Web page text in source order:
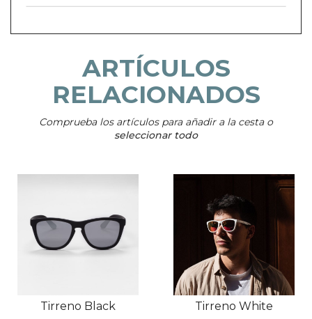
ARTÍCULOS
RELACIONADOS
Comprueba los artículos para añadir a la cesta o
seleccionar todo
Tirreno Black Tirreno White